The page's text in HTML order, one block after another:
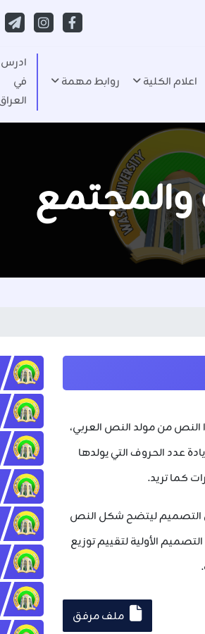
اعلام الكلية روابط مهمة
ادرس
في
والمجتمع
من مولد النص العربي،
عدد الحروف التي يولدها
كما تريد.
التصميم ليتضح شكل النص
الأولية لتقييم توزيع
ملف مرفق